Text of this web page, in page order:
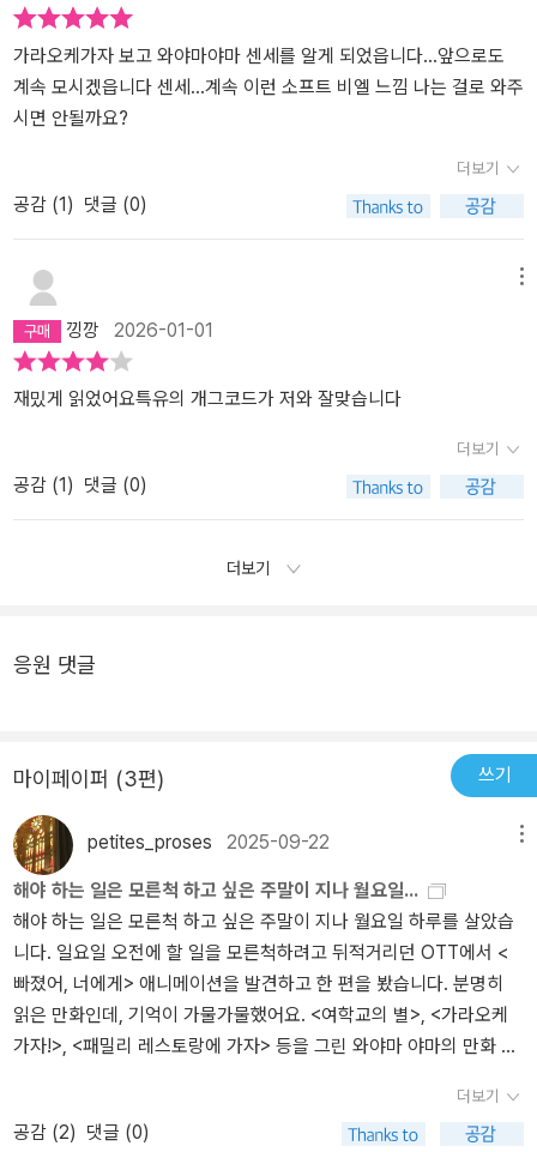
가라오케가자 보고 와야마야마 센세를 알게 되었읍니다...앞으로도
계속 모시겠읍니다 센세...계속 이런 소프트 비엘 느낌 나는 걸로 와주
시면 안될까요?
더보기
공감 (1) 댓글 (0)
낑깡 2026-01-01
재밌게 읽었어요특유의 개그코드가 저와 잘맞습니다
더보기
공감 (1 ) 댓글 (0)
더보기
응원 댓글
마이페이퍼 (3편) 쓰기
petites_proses 2025-09-22
해야 하는 일은 모른척 하고 싶은 주말이 지나 월요일...
해야 하는 일은 모른척 하고 싶은 주말이 지나 월요일 하루를 살았습
니다. 일요일 오전에 할 일을 모른척하려고 뒤적거리던 OTT에서 <
빠졌어, 너에게> 애니메이션을 발견하고 한 편을 봤습니다. 분명히
읽은 만화인데, 기억이 가물가물했어요. <여학교의 별>, <가라오케
가자!>, <패밀리 레스토랑에 가자> 등을 그린 와야마 야마의 만화 코
를 찾아서 보게되는 이유가 있었을 겁니다. 그 중 하나가 아래 대사인
듯 합니다. 그렇게 ‘쓸데없는 짓’을 하고 싶었던, ‘쓸데없는 짓’을 할 수
더보기
공감 (2) 댓글 (0)